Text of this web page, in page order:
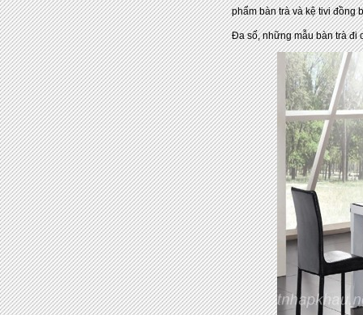
phẩm bàn trà và kệ tivi đồng
Đa số, những mẫu bàn trà đi